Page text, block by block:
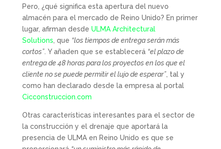
Pero, ¿qué significa esta apertura del nuevo
almacén para el mercado de Reino Unido? En primer
lugar, afirman desde ULMA Architectural
Solutions , que “los tiempos de entrega serán más
cortos”. Y añaden que se establecerá “el plazo de
entrega de 48 horas para los proyectos en los que el
cliente no se puede permitir el lujo de esperar”, tal y
como han declarado desde la empresa al portal
Cicconstruccion.com
Otras características interesantes para el sector de
la construcción y el drenaje que aportará la
presencia de ULMA en Reino Unido es que se